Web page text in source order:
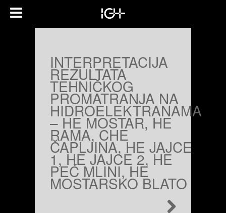
INTERPRETACIJA
REZULTATA
TEHNIČKOG
PROMATRANJA NA
HIDROELEKTRANAMA
– HE MOSTAR, HE
RAMA, CHE
ČAPLJINA, HE JAJCE
1, HE JAJCE 2, HE
PEĆ MLINI, HE
MOSTARSKO BLATO